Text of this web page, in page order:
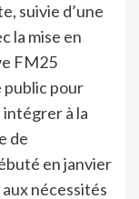
suivie d’une
la mise en
FM25
public pour
à la
de
en janvier
nécessités